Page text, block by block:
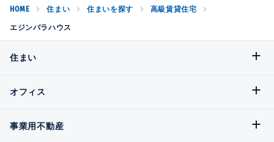
HOME 住まい 住まいを探す 高級賃貸住宅
エジンバラハウス
住まい
オフィス
事業用不動産